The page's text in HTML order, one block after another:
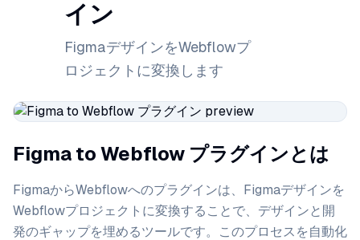
イン
FigmaデザインをWebflowプ
ロジェクトに変換します
Figma to Webflow プラグインとは
FigmaからWebflowへのプラグインは、Figmaデザインを
Webflowプロジェクトに変換することで、デザインと開
発のギャップを埋めるツールです。このプロセスを自動化